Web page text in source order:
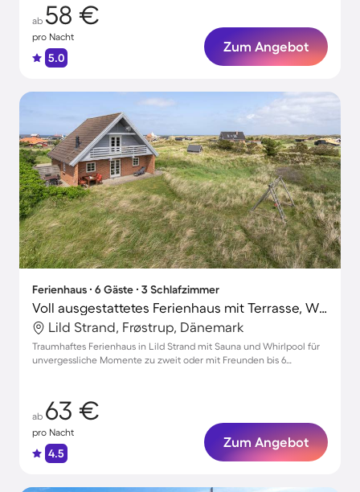
ab 58 €
pro Nacht
5.0
Zum Angebot
Ferienhaus ∙ 6 Gäste ∙ 3 Schlafzimmer
Voll ausgestattetes Ferienhaus mit Terrasse, Whirlpool und Sauna | Strand in der Nähe
Lild Strand, Frøstrup, Dänemark
Traumhaftes Ferienhaus in Lild Strand mit Sauna und Whirlpool für
unvergessliche Momente zu zweit oder mit Freunden bis 6
ab 63 €
pro Nacht
4.5
Zum Angebot